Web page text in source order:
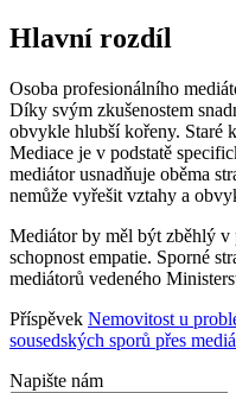
Hlavní rozdíl
Osoba profesionálního
Díky svým zkušenostem
obvykle hlubší kořeny. Staré
Mediace je v podstatě
mediátor usnadňuje oběma
nemůže vyřešit vztahy a
Mediátor by měl být zběhlý
schopnost empatie. Sporné
mediátorů vedeného
Příspěvek Nemovitost u
sousedských sporů přes
Napište nám